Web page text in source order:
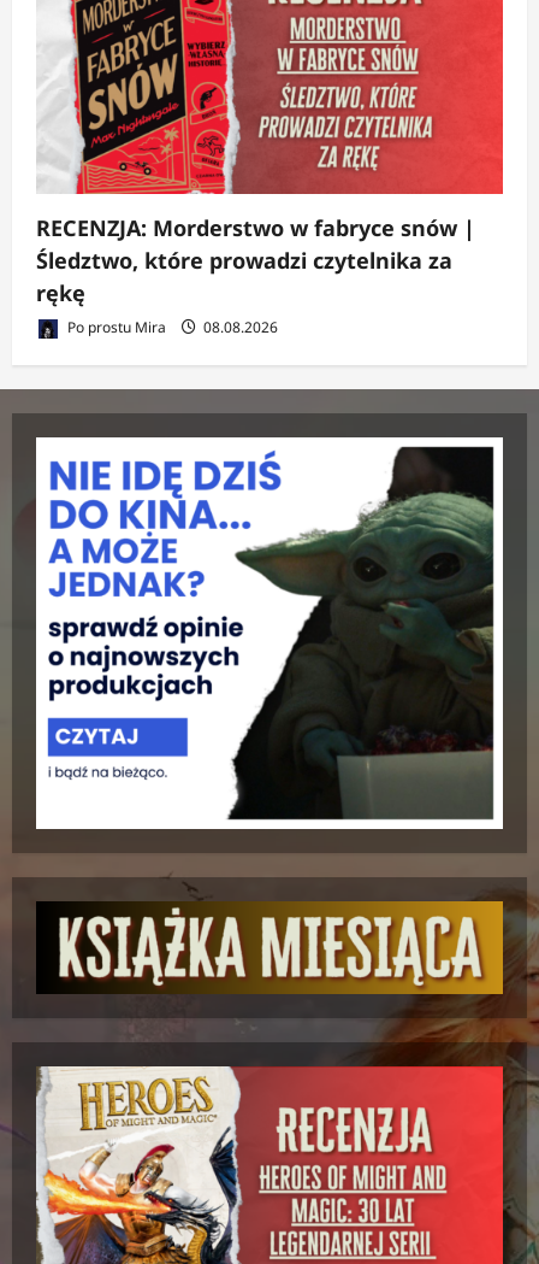
RECENZJA: Morderstwo w fabryce snów |
Śledztwo, które prowadzi czytelnika za
rękę
Po prostu Mira 08.08.2026